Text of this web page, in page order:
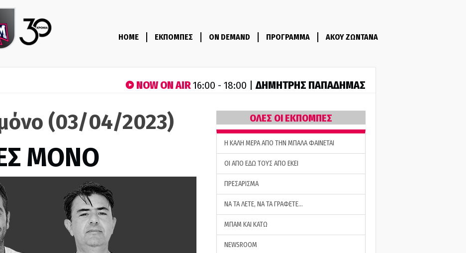
HOME ΕΚΠΟΜΠΕΣ ON DEMAND ΠΡΟΓΡΑΜΜΑ ΑΚΟΥ ΖΩΝΤΑΝΑ
NOW ON AIR16:00 - 18:00 |ΔΗΜΗΤΡΗΣ ΠΑΠΑΔΗΜΑΣ
(03/04/2023)
ΜΟΝΟ
ΟΛΕΣ ΟΙ ΕΚΠΟΜΠΕΣ
H ΚΑΛΗ ΜΕΡΑ ΑΠΟ ΤΗΝ ΜΠΑΛΑ ΦΑΙΝΕΤΑΙ
ΟΙ ΑΠΟ ΕΔΩ ΤΟΥΣ ΑΠΟ ΕΚΕΙ
ΠΡΕΣΑΡΙΣΜΑ
ΝΑ ΤΑ ΛΕΤΕ, ΝΑ ΤΑ ΓΡΑΦΕΤΕ…
ΜΠΑΜ ΚΑΙ ΚΑΤΩ
NEWSROOM